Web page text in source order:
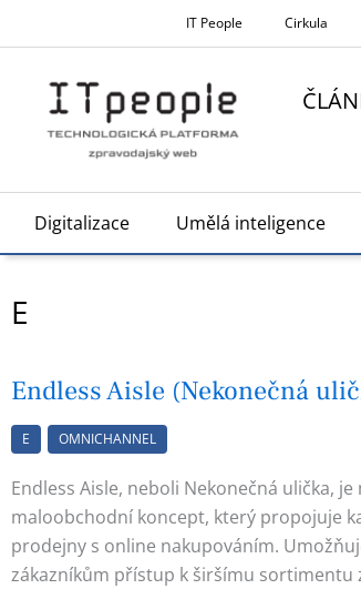
na
IT People Cirkula
Digitalizace Umělá inteligence
E
Endless Aisle (Nekonečná
E OMNICHANNEL
Endless Aisle, neboli Nekonečná ulička,
maloobchodní koncept, který propojuje
prodejny s online nakupováním.
zákazníkům přístup k širšímu sortimentu